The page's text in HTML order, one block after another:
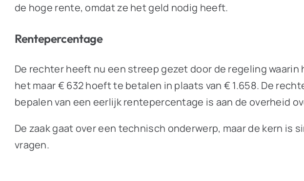
de hoge rente, omdat ze het geld nodig heeft.
Rentepercentage
De rechter heeft nu een streep gezet door de regeling
het maar € 632 hoeft te betalen in plaats van € 1.658. De
bepalen van een eerlijk rentepercentage is aan de overheid
De zaak gaat over een technisch onderwerp, maar de kern
vragen.